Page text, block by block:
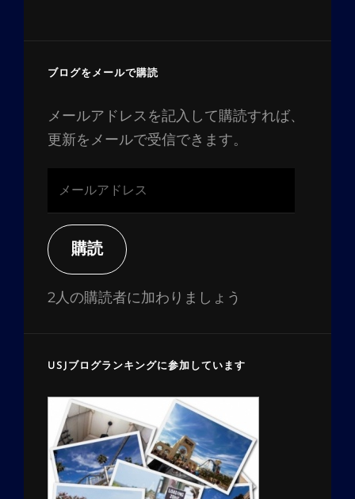
ブログをメールで購読
メールアドレスを記入して購読すれば、
更新をメールで受信できます。
ー
ア
ド
レ
購読
2人の購読者に加わりましょう
USJブログランキングに参加しています